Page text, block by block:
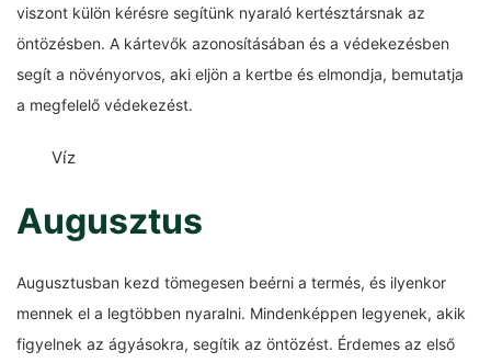
viszont külön kérésre segítünk nyaraló kertésztársnak az
öntözésben. A kártevők azonosításában és a védekezésben
segít a növényorvos, aki eljön a kertbe és elmondja, bemutatja
a megfelelő védekezést.
Víz
Augusztus
Augusztusban kezd tömegesen beérni a termés, és ilyenkor
mennek el a legtöbben nyaralni. Mindenképpen legyenek, akik
figyelnek az ágyásokra, segítik az öntözést. Érdemes az első